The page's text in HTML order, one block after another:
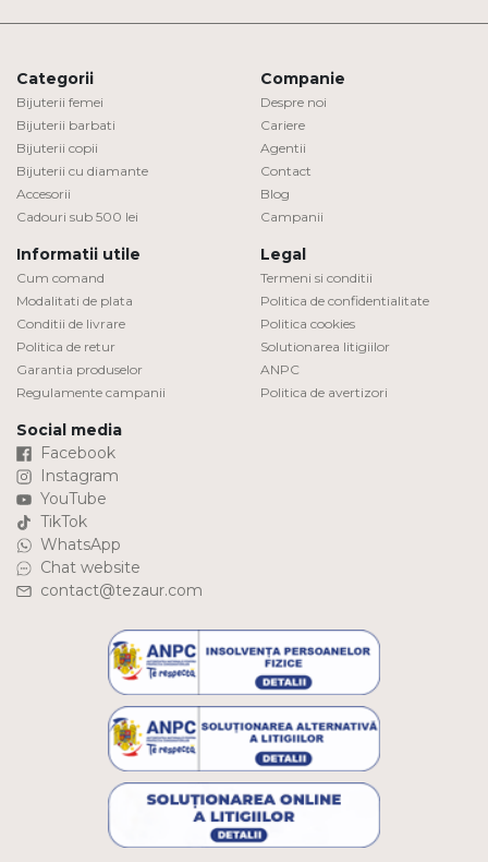
Categorii
Bijuterii femei
Bijuterii barbati
Bijuterii copii
Bijuterii cu diamante
Accesorii
Cadouri sub 500 lei
Companie
Despre noi
Cariere
Agentii
Contact
Blog
Campanii
Informatii utile
Cum comand
Modalitati de plata
Conditii de livrare
Politica de retur
Garantia produselor
Regulamente campanii
Legal
Termeni si conditii
Politica de confidentialitate
Politica cookies
Solutionarea litigiilor
ANPC
Politica de avertizori
Social media
Facebook
Instagram
YouTube
TikTok
WhatsApp
Chat website
contact@tezaur.com